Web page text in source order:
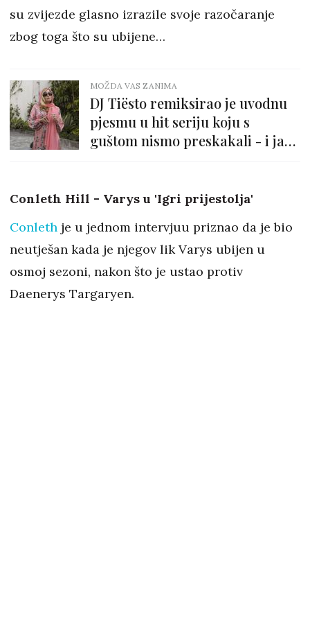
su zvijezde glasno izrazile svoje razočaranje
zbog toga što su ubijene…
MOŽDA VAS ZANIMA
DJ Tiësto remiksirao je uvodnu
pjesmu u hit seriju koju s
guštom nismo preskakali - i jako
Conleth Hill - Varys u 'Igri prijestolja'
Conleth je u jednom intervjuu priznao da je bio
neutješan kada je njegov lik Varys ubijen u
osmoj sezoni, nakon što je ustao protiv
Daenerys Targaryen.